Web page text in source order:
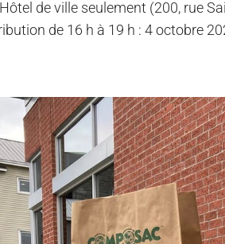
de ville seulement (200, rue
de 16 h à 19 h : 4 octobre